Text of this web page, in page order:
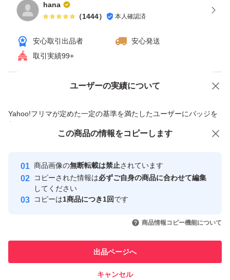
hana
（1444） 本人確認済
安心取引出品者
安心発送
取引実績99+
ユーザーの実績について
Yahoo!フリマが定めた一定の基準を満たしたユーザーにバッジを
付与しています
安心取引出品者
心・安全なユーザーです
取引実績
引を完了させた実績があります
での取引実績があります
価格の相談 商品への質問
この商品の情報をコピーします
商品画像の無断転載は禁止されています
コピーされた情報は必ずご自身の商品に合わせて編集
してください
コピーは1商品につき1回です
商品情報コピー機能について
出品ページへ
キャンセル
この商品をみている人にオススメ